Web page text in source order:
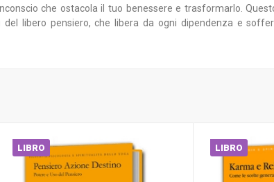
che ostacola il tuo benessere e trasformarlo.
libero pensiero, che libera da ogni dipendenza e
LIBRO LIBRO